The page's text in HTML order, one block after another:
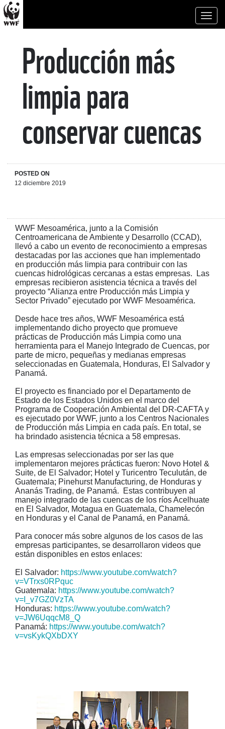
Producción más
limpia para
conservar cuencas
POSTED ON
12 diciembre 2019
WWF Mesoamérica, junto a la Comisión
Centroamericana de Ambiente y Desarrollo (CCAD),
llevó a cabo un evento de reconocimiento a empresas
destacadas por las acciones que han implementado
en producción más limpia para contribuir con las
cuencas hidrológicas cercanas a estas empresas. Las
empresas recibieron asistencia técnica a través del
proyecto “Alianza entre Producción más Limpia y
Sector Privado” ejecutado por WWF Mesoamérica.
Desde hace tres años, WWF Mesoamérica está
implementando dicho proyecto que promueve
prácticas de Producción más Limpia como una
herramienta para el Manejo Integrado de Cuencas, por
parte de micro, pequeñas y medianas empresas
seleccionadas en Guatemala, Honduras, El Salvador y
Panamá.
El proyecto es financiado por el Departamento de
Estado de los Estados Unidos en el marco del
Programa de Cooperación Ambiental del DR-CAFTA y
es ejecutado por WWF, junto a los Centros Nacionales
de Producción más Limpia en cada país. En total, se
ha brindado asistencia técnica a 58 empresas.
Las empresas seleccionadas por ser las que
implementaron mejores prácticas fueron: Novo Hotel &
Suite, de El Salvador; Hotel y Turicentro Teculután, de
Guatemala; Pinehurst Manufacturing, de Honduras y
Ananás Trading, de Panamá. Estas contribuyen al
manejo integrado de las cuencas de los ríos Acelhuate
en El Salvador, Motagua en Guatemala, Chamelecón
en Honduras y el Canal de Panamá, en Panamá.
Para conocer más sobre algunos de los casos de las
empresas participantes, se desarrollaron videos que
están disponibles en estos enlaces:
El Salvador: https://www.youtube.com/watch?
v=VTrxs0RPquc
Guatemala: https://www.youtube.com/watch?
v=I_v7GZ0VzTA
Honduras: https://www.youtube.com/watch?
v=JW6UqqcM8_Q
Panamá: https://www.youtube.com/watch?
v=vsKykQXbDXY